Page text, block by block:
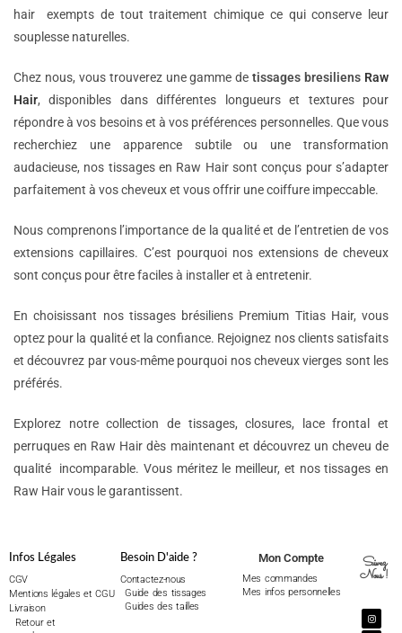
hair exempts de tout traitement chimique ce qui conserve leur
souplesse naturelles.
Chez nous, vous trouverez une gamme detissages bresiliens Raw
Hair, disponibles dans différentes longueurs et textures pour
répondre à vos besoins et à vos préférences personnelles. Que vous
recherchiez une apparence subtile ou une transformation
audacieuse, nos tissages en Raw Hair sont conçus pour s’adapter
parfaitement à vos cheveux et vous offrir une coiffure impeccable.
Nous comprenons l’importance de la qualité et de l’entretien de vos
extensions capillaires. C’est pourquoi nos extensions de cheveux
sont conçus pour être faciles à installer et à entretenir.
En choisissant nos tissages brésiliens Premium Titias Hair, vous
optez pour la qualité et la confiance. Rejoignez nos clients satisfaits
et découvrez par vous-même pourquoi nos cheveux vierges sont les
préférés.
Explorez notre collection de tissages, closures, lace frontal et
perruques en Raw Hair dès maintenant et découvrez un cheveu de
qualité incomparable. Vous méritez le meilleur, et nos tissages en
Raw Hair vous le garantissent.
Infos Légales
CGV
Mentions légales et CGU
Livraison
Retour et
Besoin D'aide ?
Contactez-nous
Guide des tissages
Guides des tailles
Mon Compte
Mes commandes
Mes infos personnelles
Suivez
Nous !